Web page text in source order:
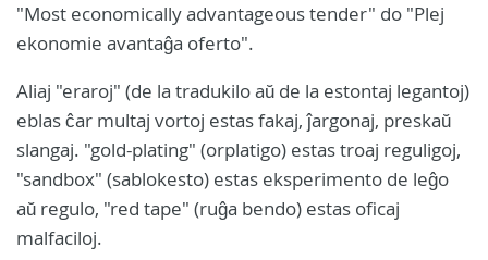
"Most economically advantageous tender" do "Plej
ekonomie avantaĝa oferto".
Aliaj "eraroj" (de la tradukilo aŭ de la estontaj legantoj)
eblas ĉar multaj vortoj estas fakaj, ĵargonaj, preskaŭ
slangaj. "gold-plating" (orplatigo) estas troaj reguligoj,
"sandbox" (sablokesto) estas eksperimento de leĝo
aŭ regulo, "red tape" (ruĝa bendo) estas oficaj
malfaciloj.